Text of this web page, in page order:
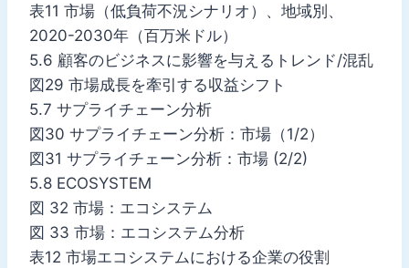
表11 市場（低負荷不況シナリオ）、地域別、
2020-2030年（百万米ドル）
5.6 顧客のビジネスに影響を与えるトレンド/混乱
図29 市場成長を牽引する収益シフト
5.7 サプライチェーン分析
図30 サプライチェーン分析：市場（1/2）
図31 サプライチェーン分析：市場 (2/2)
5.8 ECOSYSTEM
図 32 市場：エコシステム
図 33 市場：エコシステム分析
表12 市場エコシステムにおける企業の役割